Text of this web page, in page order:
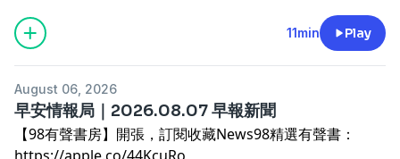
iOS系統呼叫「Siri，我想聽九八新聞台新聞」也聽得到
-----
11min Play
August 06, 2026
早安情報局｜2026.08.07 早報新聞
【98有聲書房】開張，訂閱收藏News98精選有聲書：